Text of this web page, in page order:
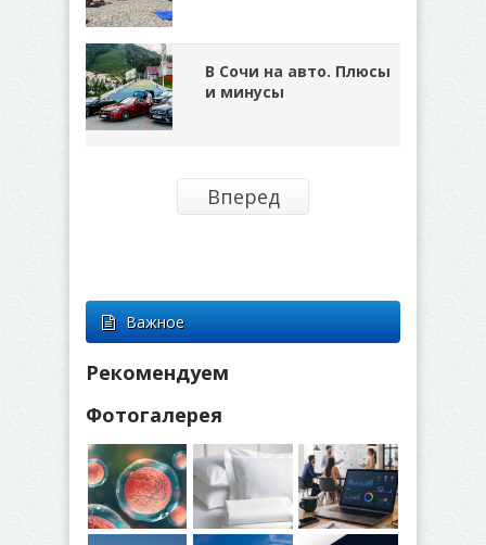
В Сочи на авто. Плюсы
и минусы
Вперед
Важное
Рекомендуем
Фотогалерея